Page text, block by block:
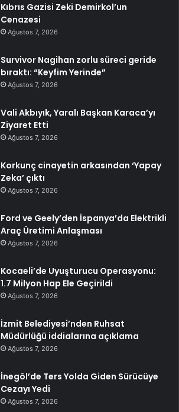
Kıbrıs Gazisi Zeki Demirkol’un
Cenazesi
Ağustos 7, 2026
Survivor Nagihan zorlu süreci geride
bıraktı: “Keyfim Yerinde”
Ağustos 7, 2026
Vali Akbıyık, Yaralı Başkan Karaca’yı
Ziyaret Etti
Ağustos 7, 2026
Korkunç cinayetin arkasından ‘Yapay
Zeka’ çıktı
Ağustos 7, 2026
Ford ve Geely’den İspanya’da Elektrikli
Araç Üretimi Anlaşması
Ağustos 7, 2026
Kocaeli’de Uyuşturucu Operasyonu:
1.7 Milyon Hap Ele Geçirildi
Ağustos 7, 2026
İzmit Belediyesi’nden Ruhsat
Müdürlüğü iddialarına açıklama
Ağustos 7, 2026
İnegöl’de Ters Yolda Giden Sürücüye
Cezayı Yedi
Ağustos 7, 2026